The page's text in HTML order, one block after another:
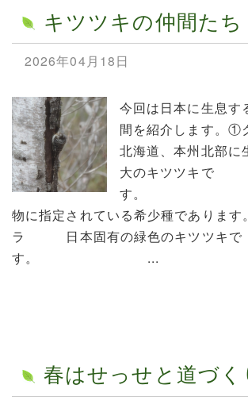
キツツキの仲間たち
2026年04月18日
今回は日本に生息す
間を紹介します
北海道、本州北部に
大のキツツキで
す。 国の
物に指定されている希少種でありま
ラ 日本固有の緑色のキツツキで
す。 ...
春はせっせと道づく